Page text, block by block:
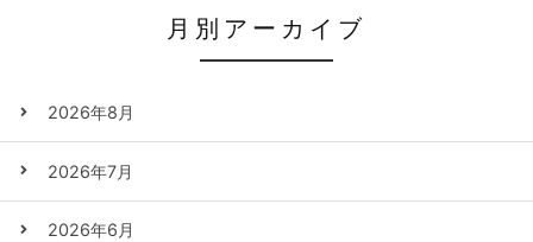
月別アーカイブ
2026年8月
2026年7月
2026年6月